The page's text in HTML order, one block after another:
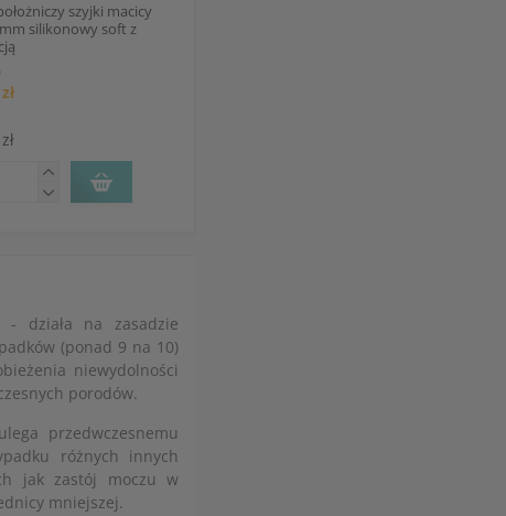
szyjki macicy
silikonowy soft z
- działa na zasadzie
(ponad 9 na 10)
niewydolności
porodów.
przedwczesnemu
różnych innych
jak zastój moczu w
mniejszej.